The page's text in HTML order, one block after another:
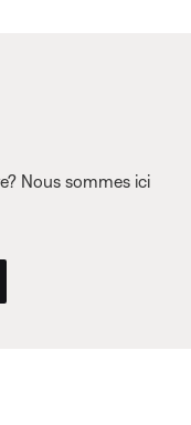
Nous sommes ici